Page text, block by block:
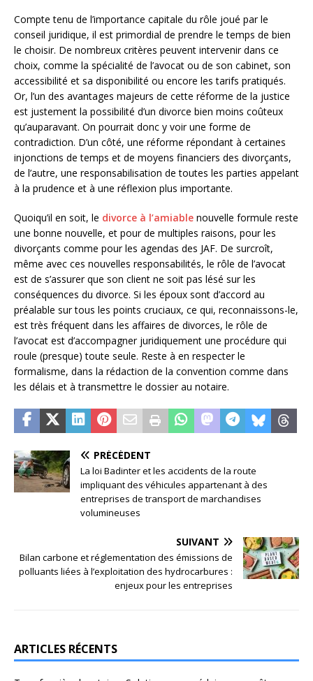
Compte tenu de l’importance capitale du rôle joué par le
conseil juridique, il est primordial de prendre le temps de bien
le choisir. De nombreux critères peuvent intervenir dans ce
choix, comme la spécialité de l’avocat ou de son cabinet, son
accessibilité et sa disponibilité ou encore les tarifs pratiqués.
Or, l’un des avantages majeurs de cette réforme de la justice
est justement la possibilité d’un divorce bien moins coûteux
qu’auparavant. On pourrait donc y voir une forme de
contradiction. D’un côté, une réforme répondant à certaines
injonctions de temps et de moyens financiers des divorçants,
de l’autre, une responsabilisation de toutes les parties appelant
à la prudence et à une réflexion plus importante.
Quoiqu’il en soit, le divorce à l’amiable nouvelle formule reste
une bonne nouvelle, et pour de multiples raisons, pour les
divorçants comme pour les agendas des JAF. De surcroît,
même avec ces nouvelles responsabilités, le rôle de l’avocat
est de s’assurer que son client ne soit pas lésé sur les
conséquences du divorce. Si les époux sont d’accord au
préalable sur tous les points cruciaux, ce qui, reconnaissons-le,
est très fréquent dans les affaires de divorces, le rôle de
l’avocat est d’accompagner juridiquement une procédure qui
roule (presque) toute seule. Reste à en respecter le
formalisme, dans la rédaction de la convention comme dans
les délais et à transmettre le dossier au notaire.
PRÉCÉDENT
La loi Badinter et les accidents de la route
impliquant des véhicules appartenant à des
entreprises de transport de marchandises
volumineuses
SUIVANT
Bilan carbone et réglementation des émissions de
polluants liées à l’exploitation des hydrocarbures :
enjeux pour les entreprises
ARTICLES RÉCENTS